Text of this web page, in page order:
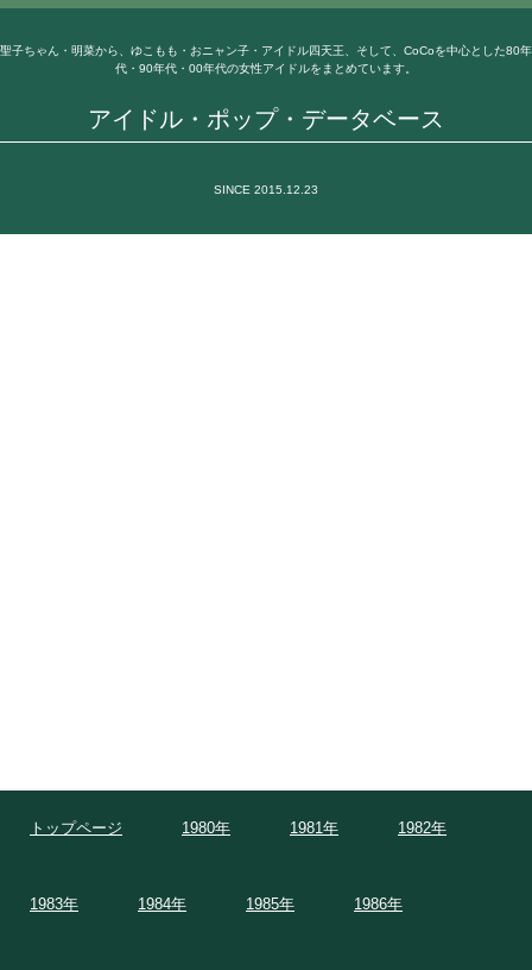
アイドル・ポップ・データベース
聖子ちゃん・明菜から、ゆこもも・おニャン子・アイドル四天王、そして、CoCoを中心とした80年
代・90年代・00年代の女性アイドルをまとめています。
SINCE 2015.12.23
トップページ 1980年 1981年 1982年
1983年 1984年 1985年 1986年